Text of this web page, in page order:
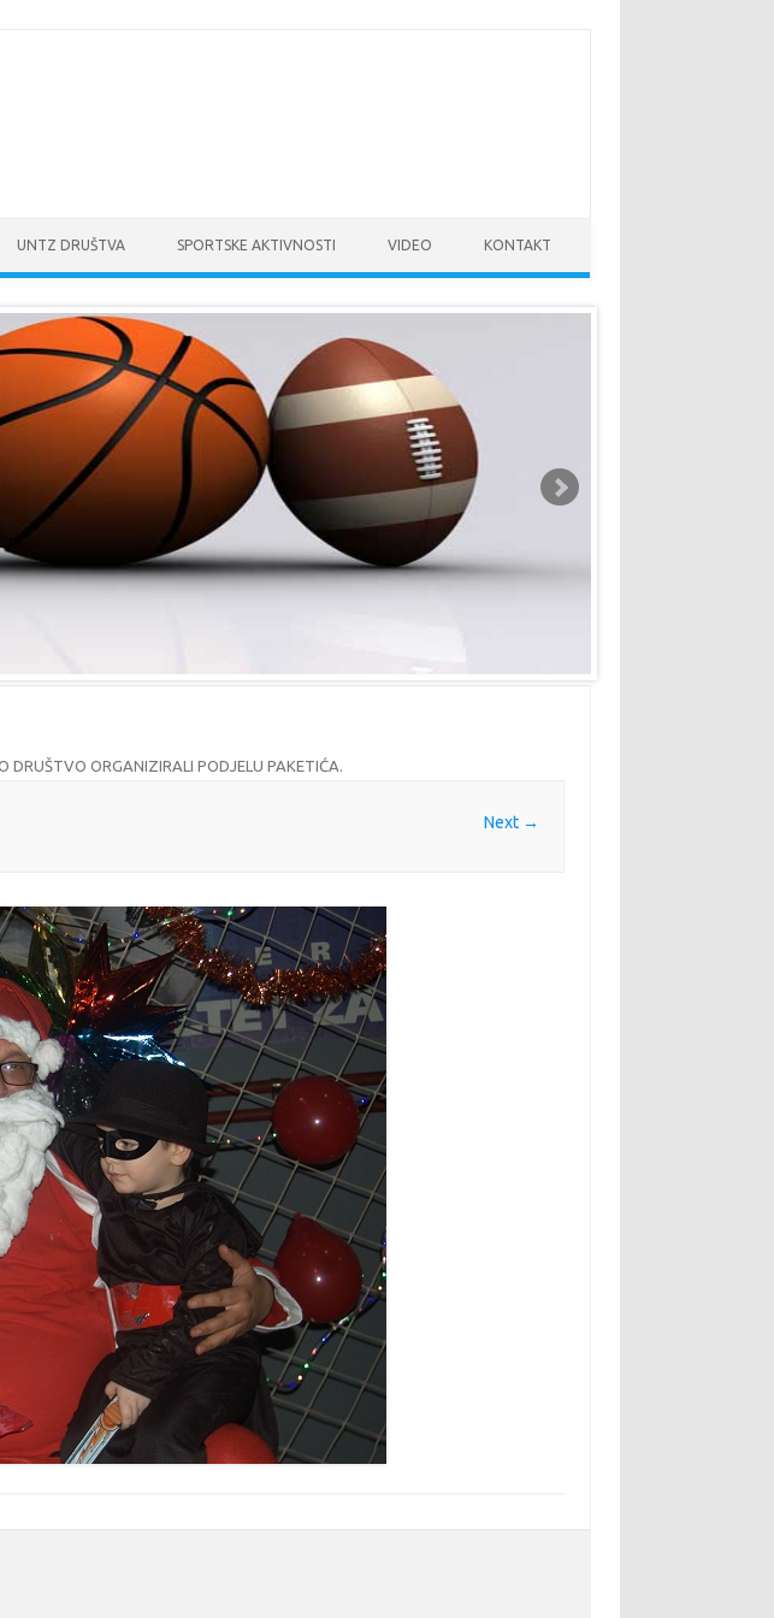
UNTZ DRUŠTVA SPORTSKE AKTIVNOSTI VIDEO KONTAKT
ORGANIZIRALI PODJELU PAKETIĆA.
Next →